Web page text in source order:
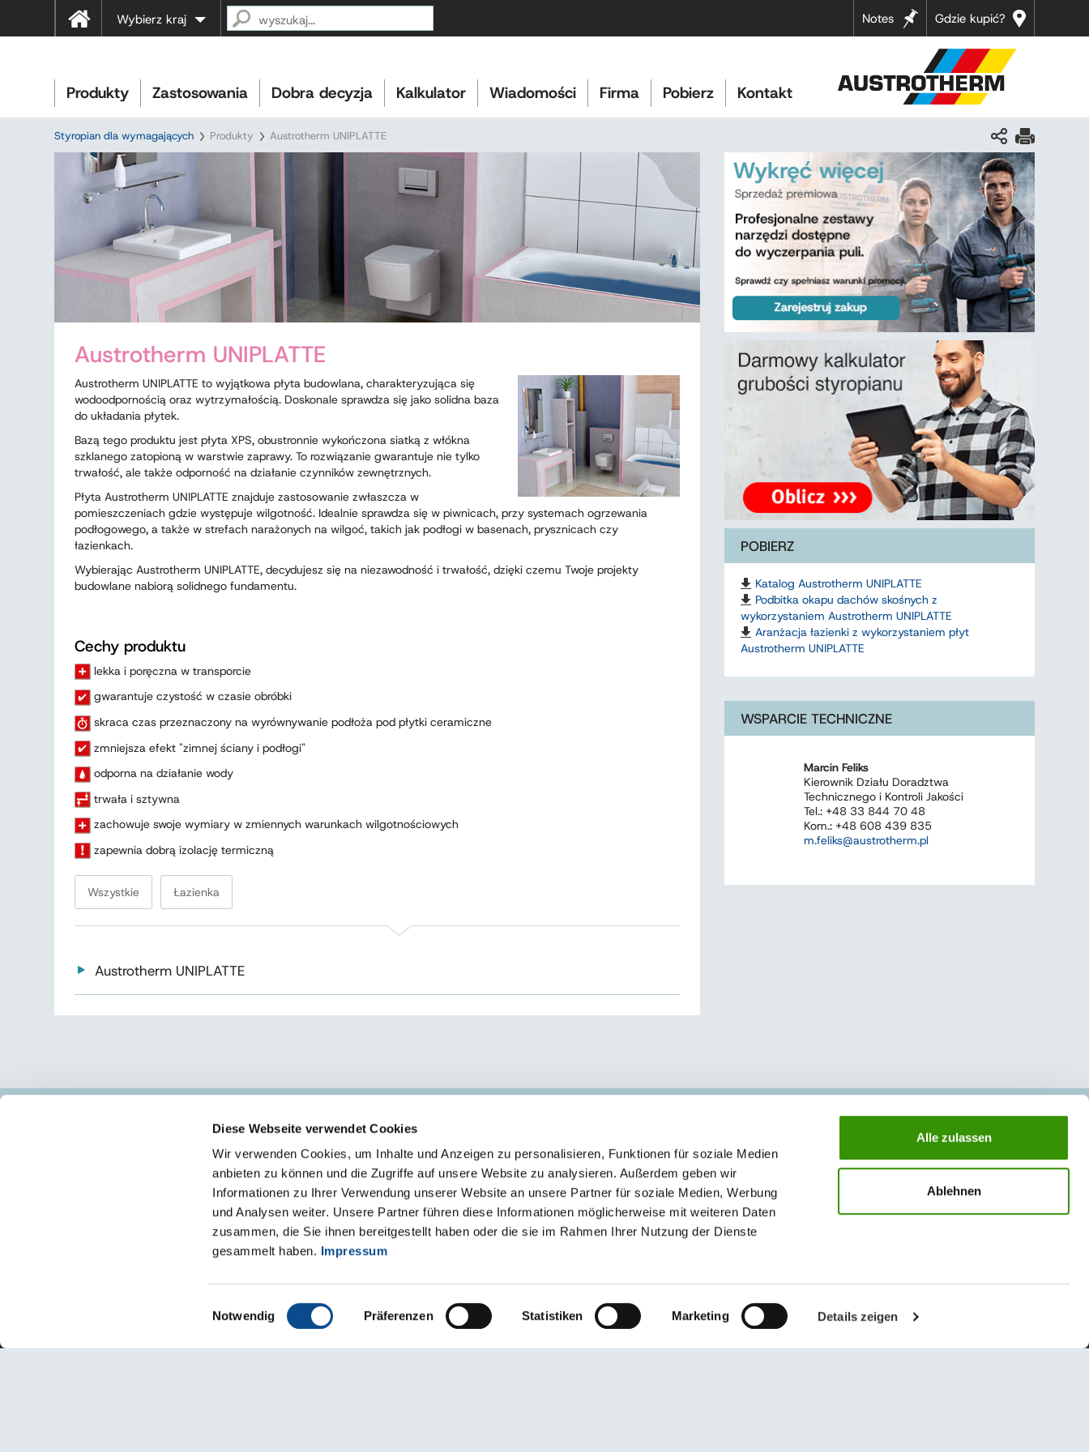
Diese Webseite verwendet Cookies
Wir verwenden Cookies, um Inhalte und Anzeigen zu personalisieren, Funktionen für soziale Medien
anbieten zu können und die Zugriffe auf unsere Website zu analysieren. Außerdem geben wir
Informationen zu Ihrer Verwendung unserer Website an unsere Partner für soziale Medien, Werbung
und Analysen weiter. Unsere Partner führen diese Informationen möglicherweise mit weiteren Daten
zusammen, die Sie ihnen bereitgestellt haben oder die sie im Rahmen Ihrer Nutzung der Dienste
gesammelt haben. Impressum
Einwilligungsauswahl
Notwendig Präferenzen Statistiken Marketing Details zeigen
Alle zulassen
Ablehnen
Gdzie kupić?
Notes
Wybierz kraj
Produkty Zastosowania Dobra decyzja Kalkulator Wiadomości Firma Pobierz Kontakt
Styropian dla wymagających Produkty Austrotherm UNIPLATTE
Austrotherm UNIPLATTE
Austrotherm UNIPLATTE to wyjątkowa płyta budowlana, charakteryzująca się
wodoodpornością oraz wytrzymałością. Doskonale sprawdza się jako solidna baza
do układania płytek.
Bazą tego produktu jest płyta XPS, obustronnie wykończona siatką z włókna
szklanego zatopioną w warstwie zaprawy. To rozwiązanie gwarantuje nie tylko
trwałość, ale także odporność na działanie czynników zewnętrznych.
Płyta Austrotherm UNIPLATTE znajduje zastosowanie zwłaszcza w
pomieszczeniach gdzie występuje wilgotność. Idealnie sprawdza się w piwnicach, przy systemach ogrzewania
podłogowego, a także w strefach narażonych na wilgoć, takich jak podłogi w basenach, prysznicach czy
łazienkach.
Wybierając Austrotherm UNIPLATTE, decydujesz się na niezawodność i trwałość, dzięki czemu Twoje projekty
budowlane nabiorą solidnego fundamentu.
Cechy produktu
lekka i poręczna w transporcie
gwarantuje czystość w czasie obróbki
skraca czas przeznaczony na wyrównywanie podłoża pod płytki ceramiczne
zmniejsza efekt "zimnej ściany i podłogi"
odporna na działanie wody
trwała i sztywna
zachowuje swoje wymiary w zmiennych warunkach wilgotnościowych
zapewnia dobrą izolację termiczną
Wszystkie Łazienka
Austrotherm UNIPLATTE
POBIERZ
Katalog Austrotherm UNIPLATTE
Podbitka okapu dachów skośnych z
wykorzystaniem Austrotherm UNIPLATTE
Aranżacja łazienki z wykorzystaniem płyt
Austrotherm UNIPLATTE
WSPARCIE TECHNICZNE
Marcin Feliks
Kierownik Działu Doradztwa
Technicznego i Kontroli Jakości
Tel.: +48 33 844 70 48
Kom.: +48 608 439 835
m.feliks@austrotherm.pl
SIEDZIBA/ZAKŁAD I - OŚWIĘCIM ZAKŁAD II - SKIERNIEWICE
96-106 Skierniewice
ul. Fabryczna 80/82
s.klient @ austrotherm.pl
49-200 Grodków
ul. Wrocławska 64
g.klient@austrotherm
Deklaracja dostępności